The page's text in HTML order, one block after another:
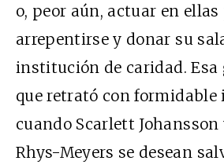
o, peor aún, actuar en
arrepentirse y donar su
institución de caridad. Esa
que retrató con
cuando Scarlett Johansson
Rhys-Meyers se desean